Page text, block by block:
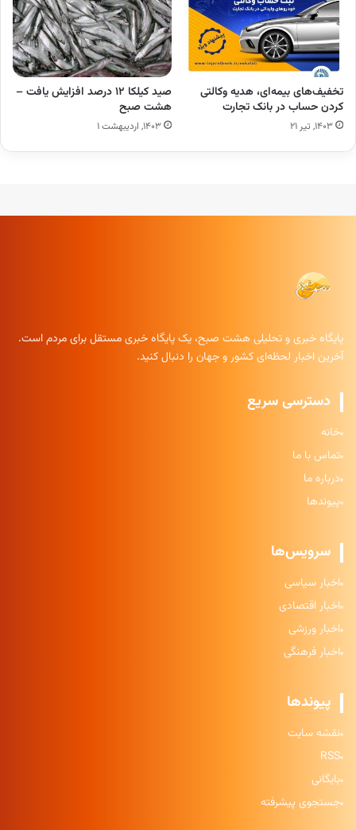
تخفیف‌های بیمه‌ای، هدیه وکالتی
کردن حساب در بانک تجارت
۱۴۰۳, تیر ۲۱
صید کیلکا ۱۲ درصد افزایش یافت –
هشت صبح
۱۴۰۳, اردیبهشت ۱
پایگاه خبری و تحلیلی هشت صبح، یک پایگاه خبری مستقل برای مردم است.
آخرین اخبار لحظه‌ای کشور و جهان را دنبال کنید.
دسترسی سریع
خانه
تماس با ما
درباره ما
پیوندها
سرویس‌ها
اخبار سیاسی
اخبار اقتصادی
اخبار ورزشی
اخبار فرهنگی
پیوندها
نقشه سایت
RSS
بایگانی
جستجوی پیشرفته